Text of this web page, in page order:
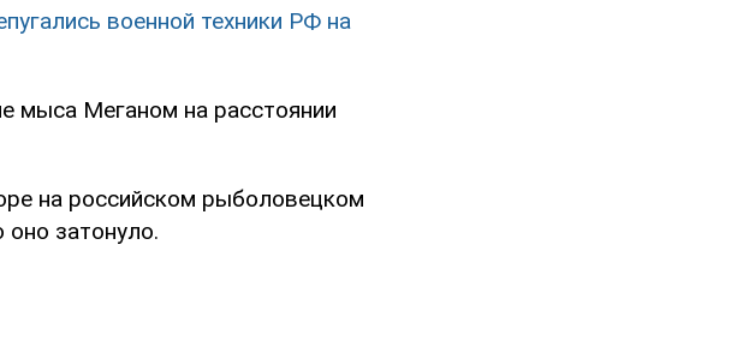
военной техники РФ на
мыса Меганом на расстоянии
на российском рыболовецком
оно затонуло.